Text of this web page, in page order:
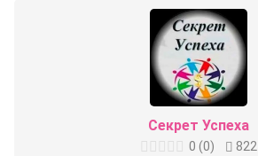
Секрет Успеха
0 (0)
822